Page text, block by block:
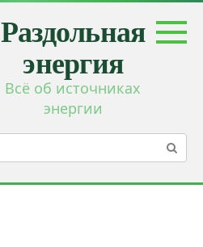
Раздольная
энергия
Всё об источниках
энергии